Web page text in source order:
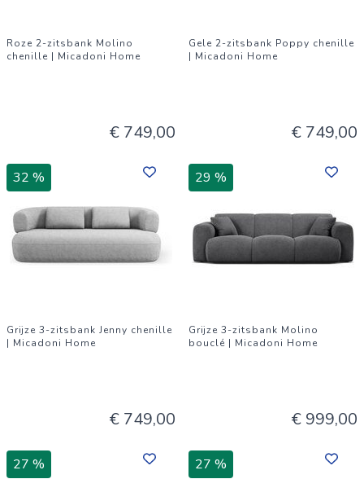
Roze 2-zitsbank Molino
chenille | Micadoni Home
€ 749,00
Gele 2-zitsbank Poppy chenille
| Micadoni Home
€ 749,00
32 %
Grijze 3-zitsbank Jenny chenille
| Micadoni Home
€ 749,00
29 %
Grijze 3-zitsbank Molino
bouclé | Micadoni Home
€ 999,00
27 % 27 %